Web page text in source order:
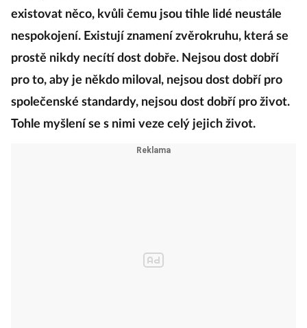
existovat něco, kvůli čemu jsou tihle lidé neustále
nespokojení. Existují znamení zvěrokruhu, která se
prostě nikdy necítí dost dobře. Nejsou dost dobří
pro to, aby je někdo miloval, nejsou dost dobří pro
společenské standardy, nejsou dost dobří pro život.
Tohle myšlení se s nimi veze celý jejich život.